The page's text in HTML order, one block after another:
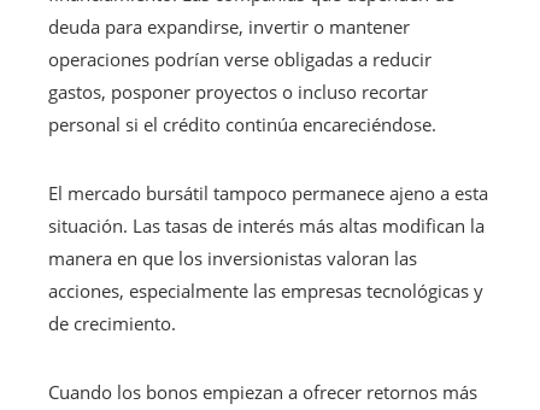
deuda para expandirse, invertir o mantener
operaciones podrían verse obligadas a reducir
gastos, posponer proyectos o incluso recortar
personal si el crédito continúa encareciéndose.
El mercado bursátil tampoco permanece ajeno a esta
situación. Las tasas de interés más altas modifican la
manera en que los inversionistas valoran las
acciones, especialmente las empresas tecnológicas y
de crecimiento.
Cuando los bonos empiezan a ofrecer retornos más